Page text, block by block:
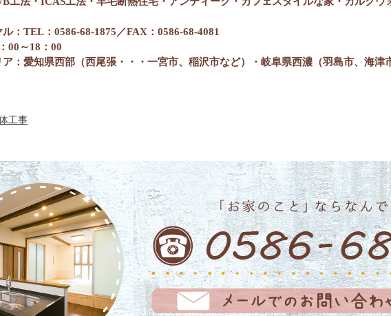
ル： TEL：0586-68-1875／FAX：0586-68-4081
00～18：00
ア：愛知県西部（西尾張 ・・・一宮市、稲沢市など）・岐阜県西濃（羽島市、海津
工事